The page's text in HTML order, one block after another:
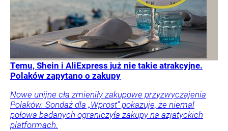
Temu, Shein i AliExpress już nie takie atrakcyjne.
Polaków zapytano o zakupy
Nowe unijne cła zmieniły zakupowe przyzwyczajenia
Polaków. Sondaż dla „Wprost” pokazuje, że niemal
połowa badanych ograniczyła zakupy na azjatyckich
platformach.